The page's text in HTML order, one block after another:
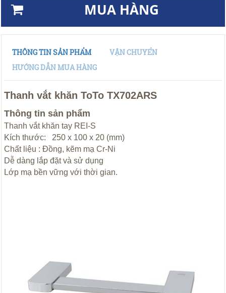
MUA HÀNG
THÔNG TIN SẢN PHẨM
VẬN CHUYỂN
HƯỚNG DẪN MUA HÀNG
Thanh vắt khăn ToTo TX702ARS
Thông tin sản phẩm
Thanh vắt khăn tay REI-S
Kích thước: 250 x 100 x 20 (mm)
Chất liệu : Đồng, kẽm mạ Cr-Ni
Dễ dàng lắp đặt và sử dụng
Lớp mạ bền vững với thời gian.